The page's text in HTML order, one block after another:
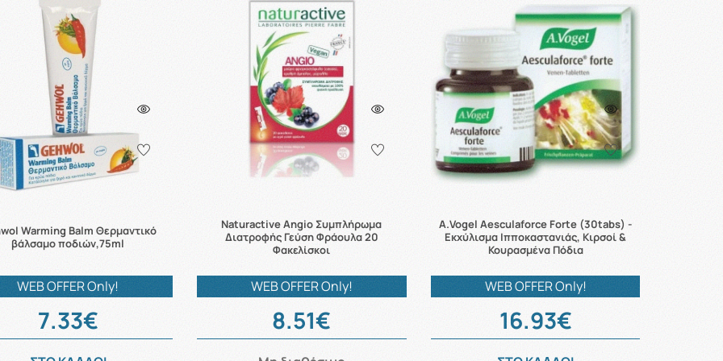
Warming Balm Θερμαντικό
βάλσαμο ποδιών,75ml
WEB OFFER Only!
7.33€
Naturactive Angio Συμπλήρωμα
Διατροφής Γεύση Φράουλα 20
Φακελίσκοι
WEB OFFER Only!
8.51€
A.Vogel Aesculaforce Forte (30tabs) -
Εκχύλισμα Ιπποκαστανιάς, Κιρσοί &
Κουρασμένα Πόδια
WEB OFFER Only!
16.93€